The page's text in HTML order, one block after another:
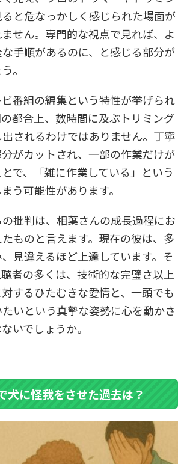
と危なっかしく感じられた場面が
せん。専門的な視点で見れば、よ
手順があるのに、と感じる部分が
。
番組の編集という特性が挙げられ
都合上、数時間に及ぶトリミング
されるわけではありません。丁寧
がカットされ、一部の作業だけが
で、「雑に作業している」という
う可能性があります。
批判は、相葉さんの成長過程にお
ものと言えます。現在の彼は、多
見違えるほど上達しています。そ
者の多くは、技術的な完璧さ以上
するひたむきな愛情と、一頭でも
いという真摯な姿勢に心を動かさ
いでしょうか。
犬に怪我をさせた過去は？